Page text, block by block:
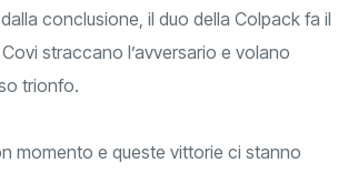
conclusione, il duo della Colpack fa il
straccano l’avversario e volano
trionfo.
momento e queste vittorie ci stanno